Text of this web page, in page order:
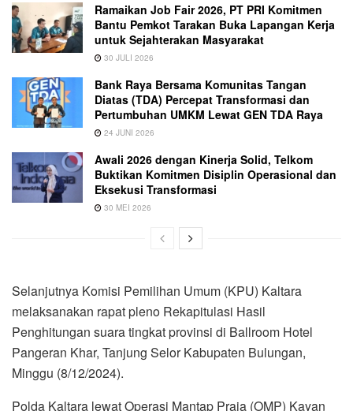
Ramaikan Job Fair 2026, PT PRI Komitmen
Bantu Pemkot Tarakan Buka Lapangan Kerja
untuk Sejahterakan Masyarakat
30 JULI 2026
Bank Raya Bersama Komunitas Tangan
Diatas (TDA) Percepat Transformasi dan
Pertumbuhan UMKM Lewat GEN TDA Raya
24 JUNI 2026
Awali 2026 dengan Kinerja Solid, Telkom
Buktikan Komitmen Disiplin Operasional dan
Eksekusi Transformasi
30 MEI 2026
Selanjutnya Komisi Pemilihan Umum (KPU) Kaltara
melaksanakan rapat pleno Rekapitulasi Hasil
Penghitungan suara tingkat provinsi di Ballroom Hotel
Pangeran Khar, Tanjung Selor Kabupaten Bulungan,
Minggu (8/12/2024).
Polda Kaltara lewat Operasi Mantap Praja (OMP) Kayan